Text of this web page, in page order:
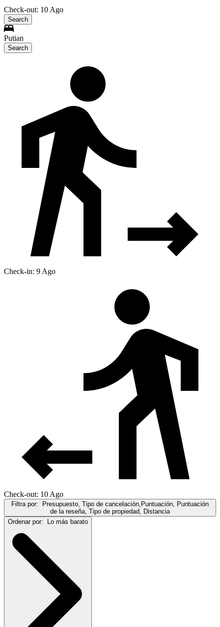
Check-out: 10 Ago
Search
Putian
Search
Check-in: 9 Ago
Check-out: 10 Ago
Filtra por:
Presupuesto, Tipo de cancelación,Puntuación, Puntuación
de la reseña, Tipo de propiedad, Distancia
Ordenar por:
Lo más barato